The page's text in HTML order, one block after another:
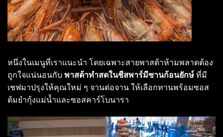
หนึ่งในเมนูที่เราแนะนำ โดยเฉพาะสายพาสต้าห้ามพลาดต้อง
ถูกใจแน่นอนกับ พาสต้าทำสดในชีสพาร์มีซานก้อนยักษ์ ที่มี
เชฟมาปรุงให้คุณใหม่ ๆ จานต่อจาน ให้เลือกทานพร้อมซอส
ต้มยำกุ้งแม่น้ำและซอสคาร์โบนารา